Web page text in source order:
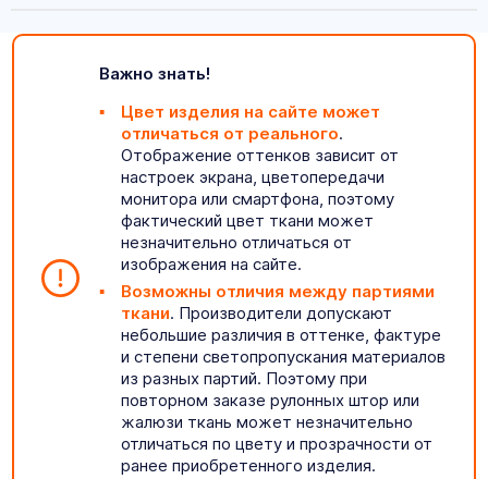
Важно знать!
Цвет изделия на сайте может
отличаться от реального.
Отображение оттенков зависит от
настроек экрана, цветопередачи
монитора или смартфона, поэтому
фактический цвет ткани может
незначительно отличаться от
изображения на сайте.
Возможны отличия между партиями
ткани. Производители допускают
небольшие различия в оттенке, фактуре
и степени светопропускания материалов
из разных партий. Поэтому при
повторном заказе рулонных штор или
жалюзи ткань может незначительно
отличаться по цвету и прозрачности от
ранее приобретенного изделия.